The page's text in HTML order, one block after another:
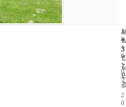
3
3
8
2
0
1
6
-
0
5
-
2
0